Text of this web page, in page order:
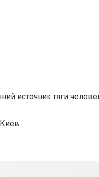
источник тяги